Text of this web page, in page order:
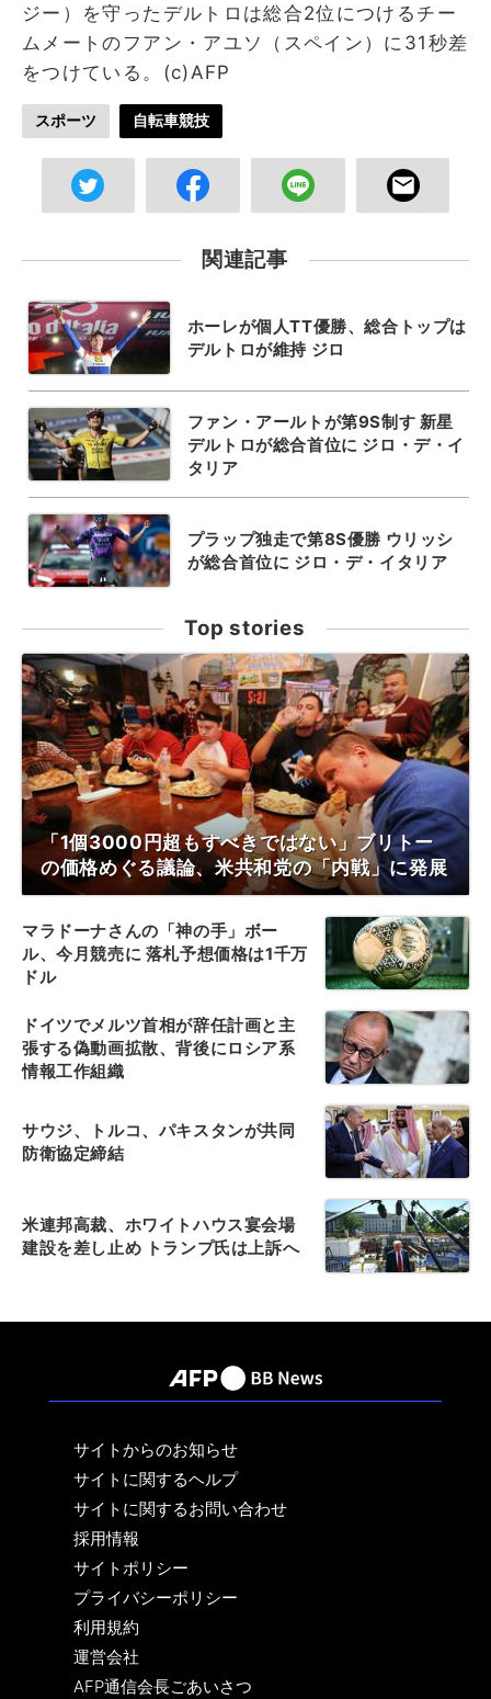
ジー）を守ったデルトロは総合2位につけるチー
ムメートのフアン・アユソ（スペイン）に31秒差
をつけている。(c)AFP
スポーツ 自転車競技
関連記事
ホーレが個人TT優勝、総合トップは
デルトロが維持 ジロ
ファン・アールトが第9S制す 新星
デルトロが総合首位に ジロ・デ・イ
タリア
プラップ独走で第8S優勝 ウリッシ
が総合首位に ジロ・デ・イタリア
Top stories
「1個3000円超もすべきではない」ブリトー
の価格めぐる議論、米共和党の「内戦」に発展
マラドーナさんの「神の手」ボー
ル、今月競売に 落札予想価格は1千万
ドル
ドイツでメルツ首相が辞任計画と主
張する偽動画拡散、背後にロシア系
情報工作組織
サウジ、トルコ、パキスタンが共同
防衛協定締結
米連邦高裁、ホワイトハウス宴会場
建設を差し止め トランプ氏は上訴へ
サイトからのお知らせ
サイトに関するヘルプ
サイトに関するお問い合わせ
採用情報
サイトポリシー
プライバシーポリシー
利用規約
運営会社
AFP通信会長ごあいさつ